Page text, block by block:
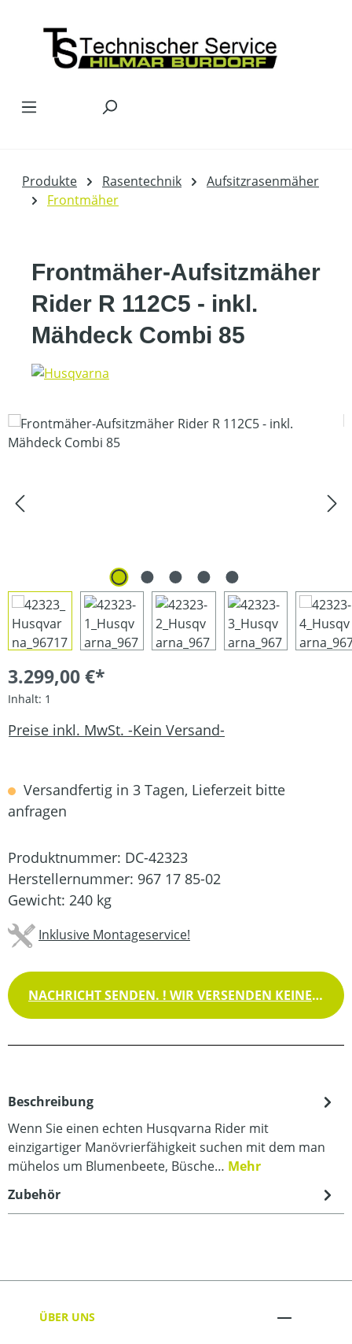
Produkte Rasentechnik
Aufsitzrasenmäher
Frontmäher
Frontmäher-Aufsitzmäher
Rider R 112C5 - inkl.
Mähdeck Combi 85
Bildergalerie überspringen
3.299,00 €*
Inhalt: 1
Preise inkl. MwSt. -Kein Versand-
Versandfertig in 3 Tagen, Lieferzeit bitte
anfragen
Produktnummer: DC-42323
Herstellernummer: 967 17 85-02
Gewicht: 240 kg
Inklusive Montageservice!
NACHRICHT SENDEN. ! WIR VERSENDEN KEINE WAREN !
Beschreibung
Wenn Sie einen echten Husqvarna Rider mit
einzigartiger Manövrierfähigkeit suchen mit dem man
mühelos um Blumenbeete, Büsche… Mehr
Zubehör
ÜBER UNS